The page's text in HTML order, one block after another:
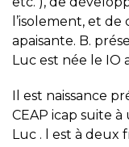
l’isolement, et
apaisante. B.
Luc est née le IO
Il est naissance
CEAP icap suite
Luc . l est à deux